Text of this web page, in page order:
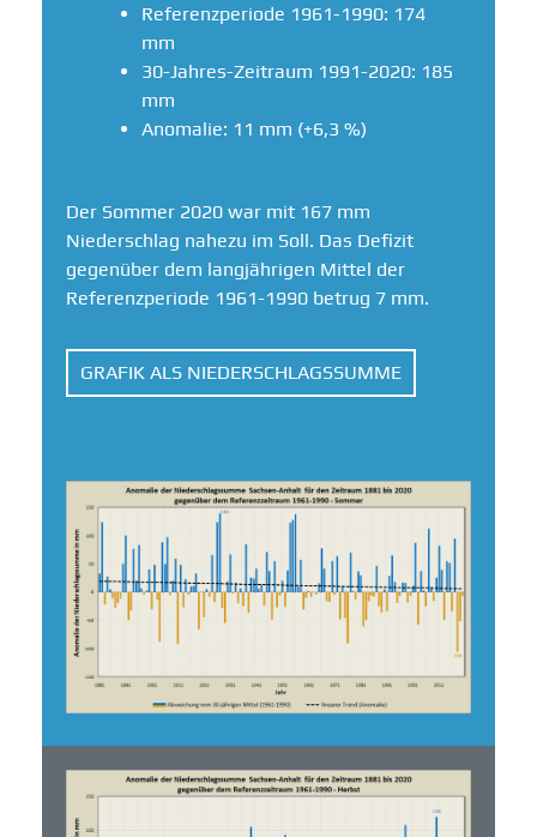
Referenzperiode 1961-1990: 174
mm
30-Jahres-Zeitraum 1991-2020: 185
mm
Anomalie: 11 mm (+6,3 %)
Der Sommer 2020 war mit 167 mm
Niederschlag nahezu im Soll. Das Defizit
gegenüber dem langjährigen Mittel der
Referenzperiode 1961-1990 betrug 7 mm.
GRAFIK ALS NIEDERSCHLAGSSUMME